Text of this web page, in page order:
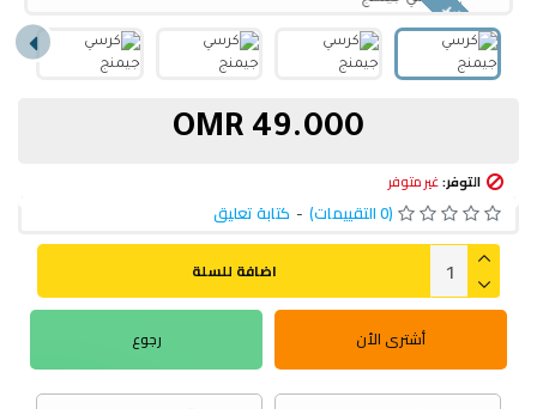
غير متوفر
التوفر:غير متوفر
(0 التقييمات) - كتابة تعليق
49.000 OMR
اضافة للسلة
أشترى الأن رجوع